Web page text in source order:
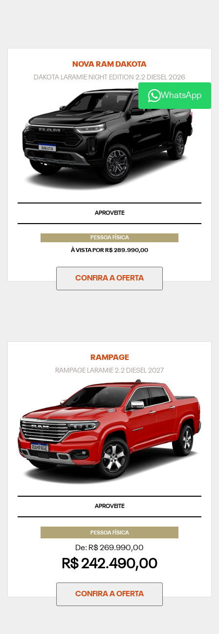
NOVA RAM DAKOTA
DAKOTA LARAMIE NIGHT EDITION 2.2 DIESEL 2026
APROVEITE
PESSOA FÍSICA
À VISTA POR R$ 289.990,00
CONFIRA A OFERTA
RAMPAGE
RAMPAGE LARAMIE 2.2 DIESEL 2027
APROVEITE
PESSOA FÍSICA
De: R$ 269.990,00
R$ 242.490,00
CONFIRA A OFERTA
WhatsApp